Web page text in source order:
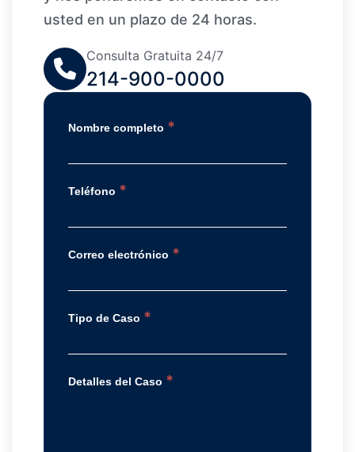
usted en un plazo de 24 horas.
Consulta Gratuita 24/7
214-900-0000
Nombre completo *
Teléfono *
Correo electrónico *
Tipo de Caso *
Detalles del Caso *